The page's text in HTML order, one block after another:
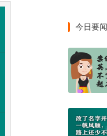
今日要闻